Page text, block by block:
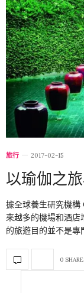
旅行 2017-02-15
以瑜伽之
據全球養生研究機
來越多的機場和酒
的旅遊目的並不是專
0